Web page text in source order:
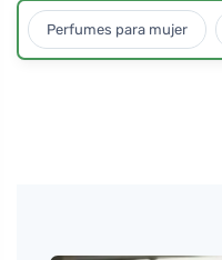
Perfumes para mujer